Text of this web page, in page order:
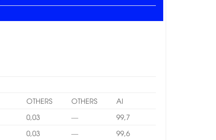
OTHERS OTHERS
Al
0,03 —
99,7
0,03 —
99,6